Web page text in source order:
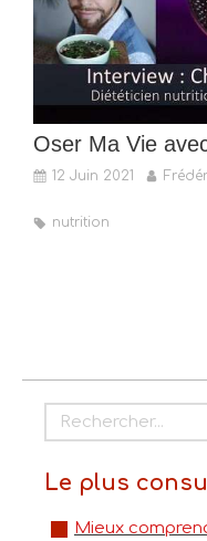
Oser Ma Vie
12 Juin 2021
nutrition
Rechercher
Le plus
Mieux